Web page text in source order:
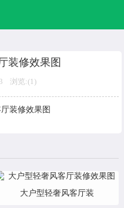
装修效果图
浏览:(1)
大户型轻奢风客厅装